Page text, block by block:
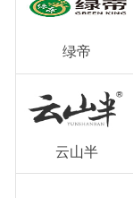
绿帝
云山半